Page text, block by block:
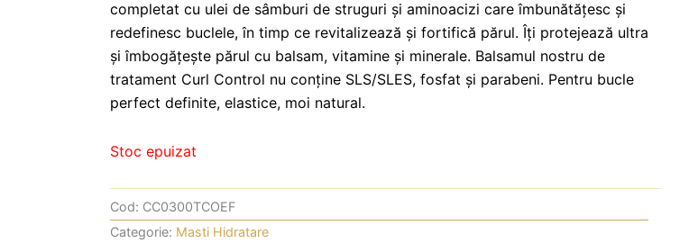
completat cu ulei de sâmburi de struguri și aminoacizi care îmbunătățesc și
redefinesc buclele, în timp ce revitalizează și fortifică părul. Îți protejează ultra
și îmbogățește părul cu balsam, vitamine și minerale. Balsamul nostru de
tratament Curl Control nu conține SLS/SLES, fosfat și parabeni. Pentru bucle
perfect definite, elastice, moi natural.
Stoc epuizat
Cod: CC0300TCOEF
Categorie: Masti Hidratare